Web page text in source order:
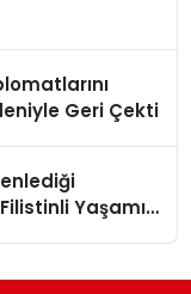
Geri Çekti
Yaşamını